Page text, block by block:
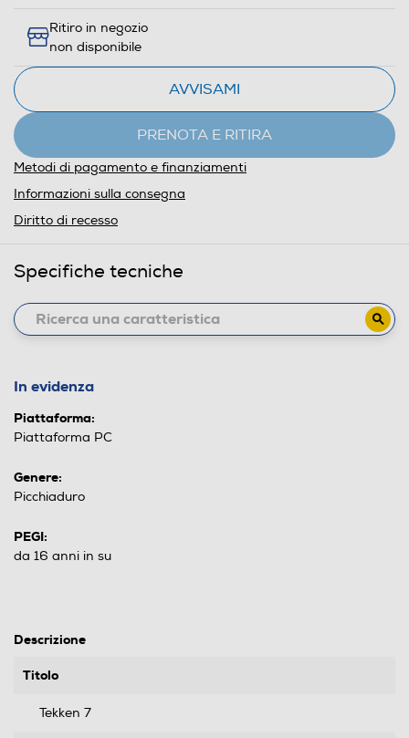
Ritiro in negozio
non disponibile
AVVISAMI
PRENOTA E RITIRA
Metodi di pagamento e finanziamenti
Informazioni sulla consegna
Diritto di recesso
Specifiche tecniche
In evidenza
Piattaforma:
Piattaforma PC
Genere:
Picchiaduro
PEGI:
da 16 anni in su
Descrizione
Titolo
Tekken 7